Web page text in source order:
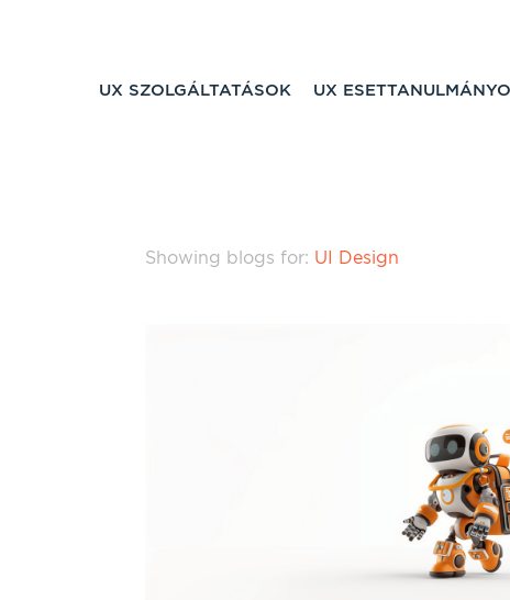
UX SZOLGÁLTATÁSOK UX
Showing blogs for: UI Design